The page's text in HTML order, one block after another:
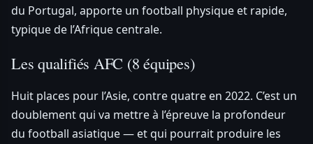
du Portugal, apporte un football physique et rapide,
typique de l’Afrique centrale.
Les qualifiés AFC (8 équipes)
Huit places pour l’Asie, contre quatre en 2022. C’est un
doublement qui va mettre à l’épreuve la profondeur
du football asiatique — et qui pourrait produire les